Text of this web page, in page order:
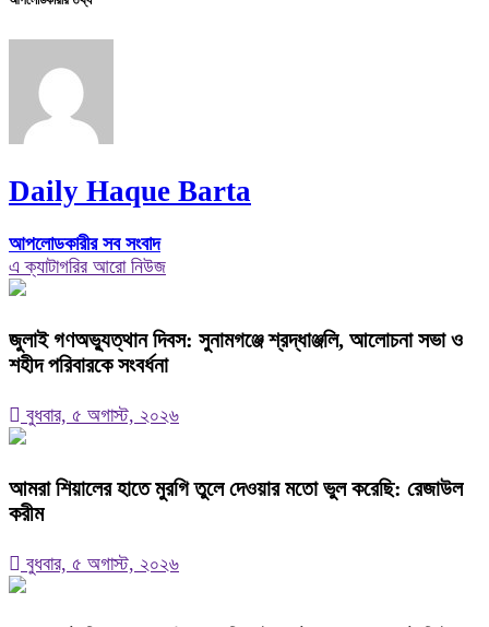
Daily Haque Barta
আপলোডকারীর সব সংবাদ
এ ক্যাটাগরির আরো নিউজ
জুলাই গণঅভ্যুত্থান দিবস: সুনামগঞ্জে শ্রদ্ধাঞ্জলি, আলোচনা সভা ও
শহীদ পরিবারকে সংবর্ধনা
বুধবার, ৫ অগাস্ট, ২০২৬
‎আমরা শিয়ালের হাতে মুরগি তুলে দেওয়ার মতো ভুল করেছি: রেজাউল
করীম
বুধবার, ৫ অগাস্ট, ২০২৬